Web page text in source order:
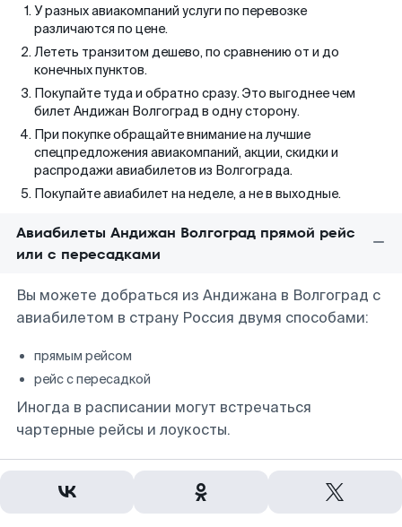
У разных авиакомпаний услуги по перевозке
различаются по цене.
Лететь транзитом дешево, по сравнению от и до
конечных пунктов.
Покупайте туда и обратно сразу. Это выгоднее чем
билет Андижан Волгоград в одну сторону.
При покупке обращайте внимание на лучшие
спецпредложения авиакомпаний, акции, скидки и
распродажи авиабилетов из Волгограда.
Покупайте авиабилет на неделе, а не в выходные.
Авиабилеты Андижан Волгоград прямой рейс
или с пересадками
Вы можете добраться из Андижана в Волгоград с
авиабилетом в страну Россия двумя способами:
прямым рейсом
рейс с пересадкой
Иногда в расписании могут встречаться
чартерные рейсы и лоукосты.